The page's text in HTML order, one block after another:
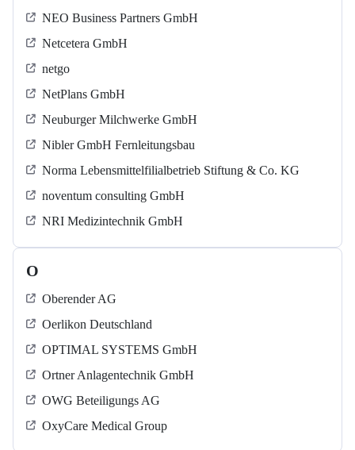
NEO Business Partners GmbH
Netcetera GmbH
netgo
NetPlans GmbH
Neuburger Milchwerke GmbH
Nibler GmbH Fernleitungsbau
Norma Lebensmittelfilialbetrieb Stiftung & Co. KG
noventum consulting GmbH
NRI Medizintechnik GmbH
O
Oberender AG
Oerlikon Deutschland
OPTIMAL SYSTEMS GmbH
Ortner Anlagentechnik GmbH
OWG Beteiligungs AG
OxyCare Medical Group